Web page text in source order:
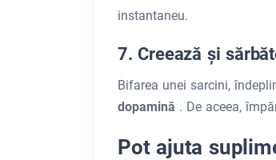
instantaneu.
7. Creează și
Bifarea unei sarcini,
dopamină . De aceea,
Pot ajuta